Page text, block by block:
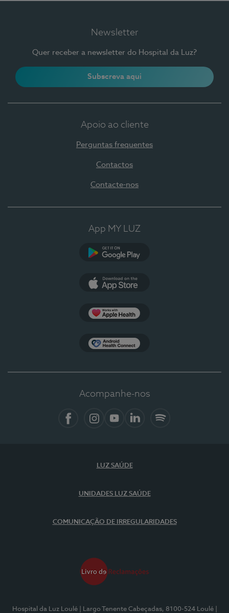
Newsletter
Quer receber a newsletter do Hospital da Luz?
Subscreva aqui
Apoio ao cliente
Perguntas frequentes
Contactos
Contacte-nos
App MY LUZ
Acompanhe-nos
LUZ SAÚDE
UNIDADES LUZ SAÚDE
COMUNICAÇÃO DE IRREGULARIDADES
Hospital da Luz Loulé | Largo Tenente Cabeçadas, 8100-524 Loulé